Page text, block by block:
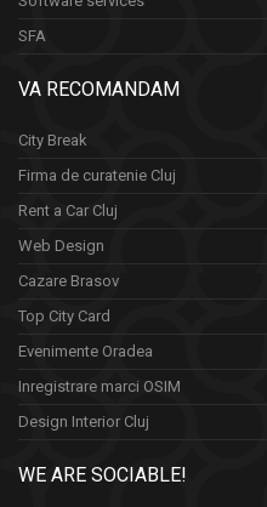
SFA
VA RECOMANDAM
City Break
Firma de curatenie Cluj
Rent a Car Cluj
Web Design
Cazare Brasov
Top City Card
Evenimente Oradea
Inregistrare marci OSIM
Design Interior Cluj
WE ARE SOCIABLE!